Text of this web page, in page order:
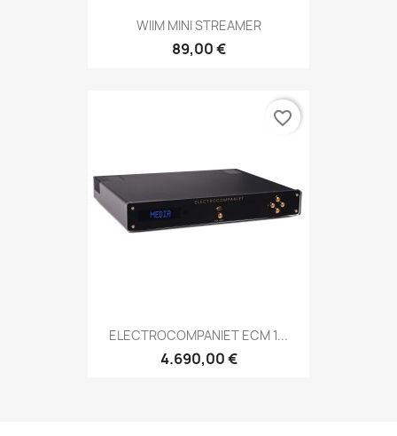
WIIM MINI STREAMER
89,00 €
ELECTROCOMPANIET ECM 1...
4.690,00 €
favorite_border